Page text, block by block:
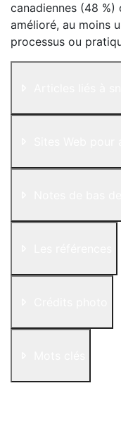
canadiennes (48
amélioré, au moins
processus ou